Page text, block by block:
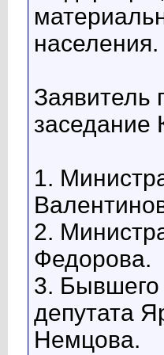
населения.
Заявитель
заседание
1.
2.
Федорова.
3. Бывшего
депутата
Немцова.